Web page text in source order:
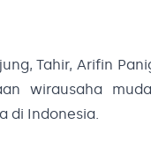
Tahir, Arifin
wirausaha
di Indonesia.